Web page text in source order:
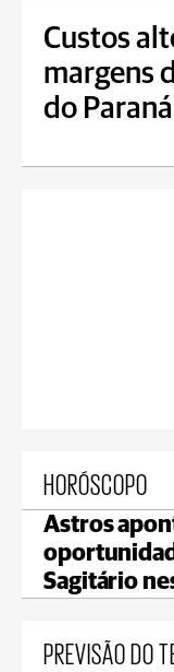
Custos
margens
do Paraná
HORÓSCOPO
Astros
Sagitário
PREVISÃO DO